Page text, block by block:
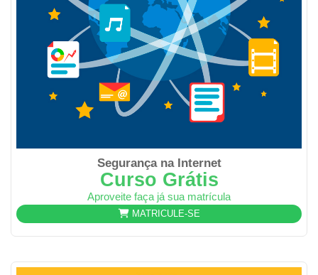
Segurança na Internet
Curso Grátis
Aproveite faça já sua matrícula
MATRICULE-SE